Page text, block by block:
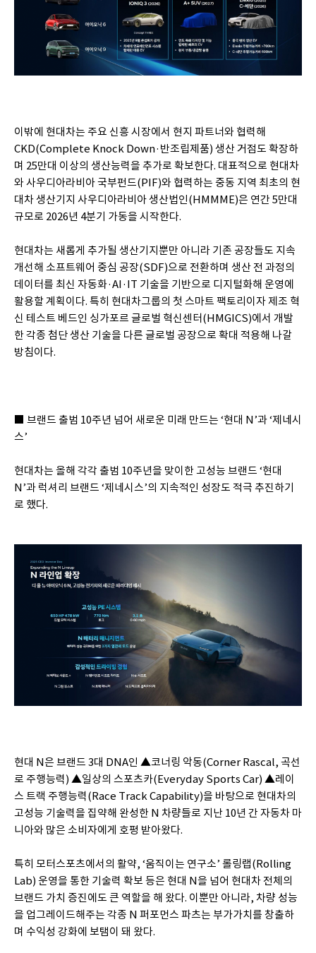
이밖에 현대차는 주요 신흥 시장에서 현지 파트너와 협력해
CKD(Complete Knock Down·반조립제품) 생산 거점도 확장하
며 25만대 이상의 생산능력을 추가로 확보한다. 대표적으로 현대차
와 사우디아라비아 국부펀드(PIF)와 협력하는 중동 지역 최초의 현
대차 생산기지 사우디아라비아 생산법인(HMMME)은 연간 5만대
규모로 2026년 4분기 가동을 시작한다.
현대차는 새롭게 추가될 생산기지뿐만 아니라 기존 공장들도 지속
개선해 소프트웨어 중심 공장(SDF)으로 전환하며 생산 전 과정의
데이터를 최신 자동화·AI·IT 기술을 기반으로 디지털화해 운영에
활용할 계획이다. 특히 현대차그룹의 첫 스마트 팩토리이자 제조 혁
신 테스트 베드인 싱가포르 글로벌 혁신센터(HMGICS)에서 개발
한 각종 첨단 생산 기술을 다른 글로벌 공장으로 확대 적용해 나갈
방침이다.
■ 브랜드 출범 10주년 넘어 새로운 미래 만드는 ‘현대 N’과 ‘제네시
스’
현대차는 올해 각각 출범 10주년을 맞이한 고성능 브랜드 ‘현대
N’과 럭셔리 브랜드 ‘제네시스’의 지속적인 성장도 적극 추진하기
로 했다.
현대 N은 브랜드 3대 DNA인 ▲코너링 악동(Corner Rascal, 곡선
로 주행능력) ▲일상의 스포츠카(Everyday Sports Car) ▲레이
스 트랙 주행능력(Race Track Capability)을 바탕으로 현대차의
고성능 기술력을 집약해 완성한 N 차량들로 지난 10년 간 자동차 마
니아와 많은 소비자에게 호평 받아왔다.
특히 모터스포츠에서의 활약, ‘움직이는 연구소’ 롤링랩(Rolling
Lab) 운영을 통한 기술력 확보 등은 현대 N을 넘어 현대차 전체의
브랜드 가치 증진에도 큰 역할을 해 왔다. 이뿐만 아니라, 차량 성능
을 업그레이드해주는 각종 N 퍼포먼스 파츠는 부가가치를 창출하
며 수익성 강화에 보탬이 돼 왔다.